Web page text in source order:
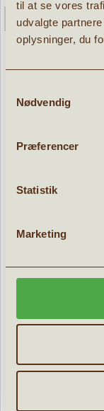
til at se vores
udvalgte
oplysninger, du
Nødvendig
Præferencer
Statistik
Marketing